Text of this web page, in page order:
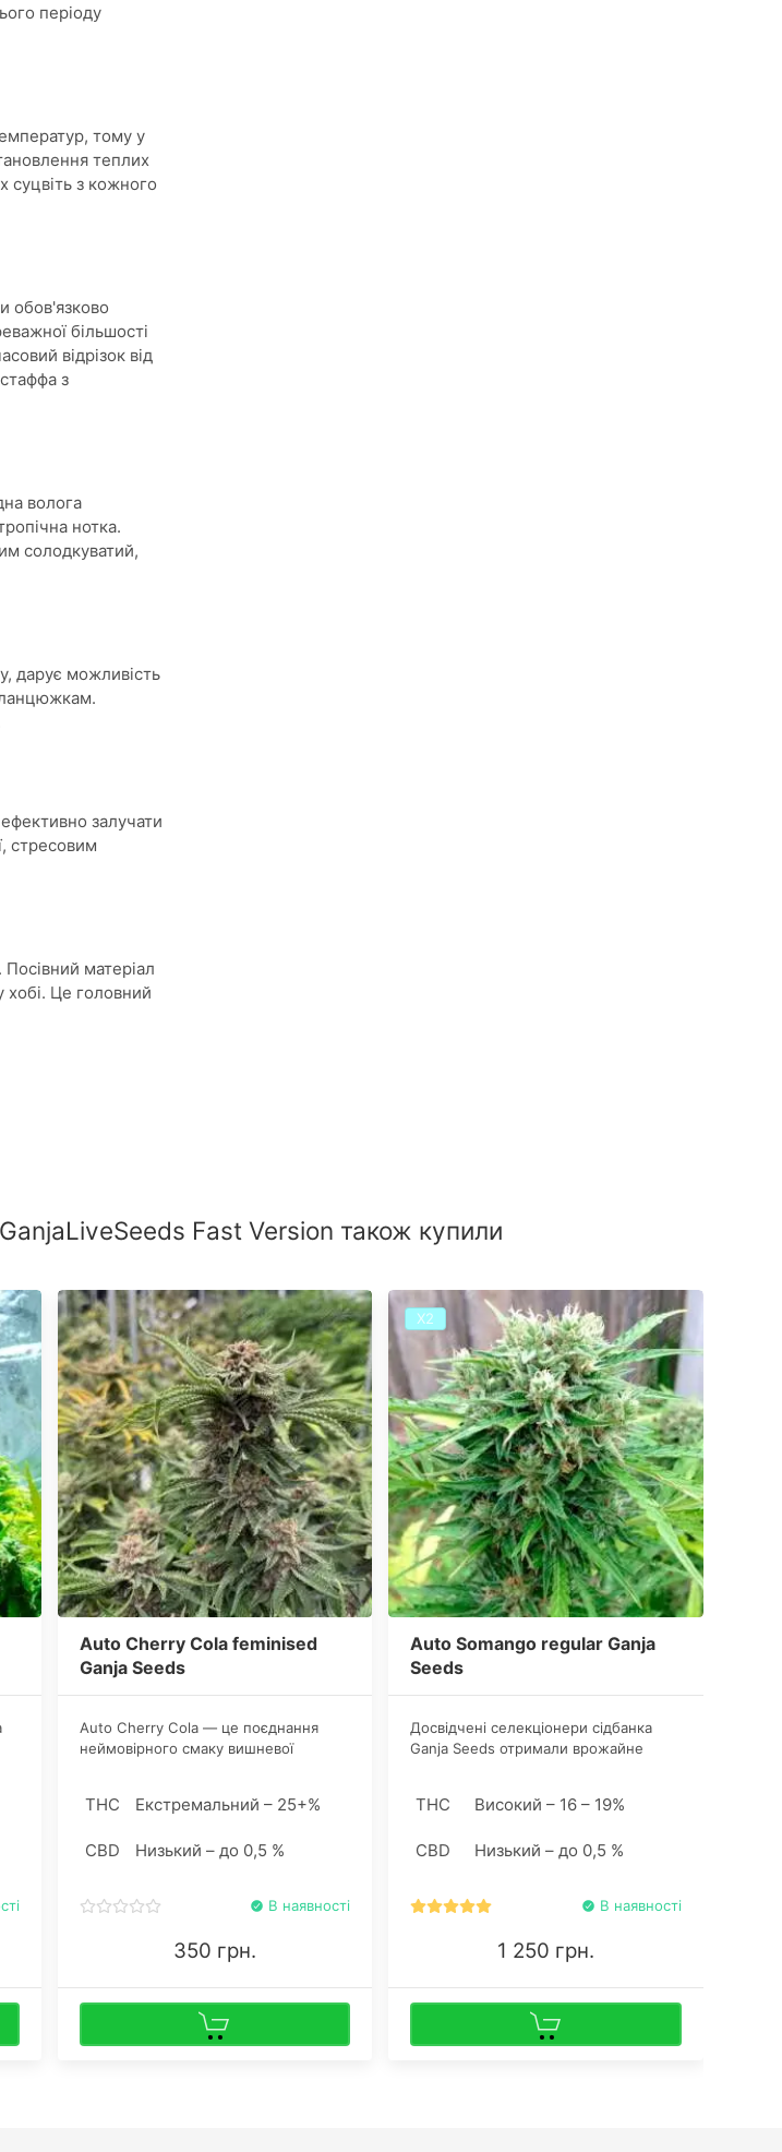
періоду
тому у
теплих
суцвіть з кожного
обов'язково
більшості
відрізок від
з
волога
нотка.
солодкуватий,
дарує можливість
ланцюжкам.
залучати
стресовим
матеріал
хобі. Це головний
Fast Version також купили
Auto Cherry Cola feminised
Ganja Seeds
Auto Cherry Cola — це поєднання
неймовірного смаку вишневої
THC Екстремальний – 25+%
CBD Низький – до 0,5 %
В наявності
350 грн.
Х2
Auto Somango regular Ganja
Seeds
Досвідчені селекціонери сідбанка
Ganja Seeds отримали врожайне
схрещування оригінального Somango
бажано оснастити вугільним
THC Високий – 16 – 19%
CBD Низький – до 0,5 %
В наявності
1 250 грн.